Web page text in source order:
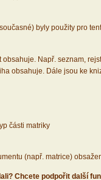
byly použity pro
Např. seznam,
obsahuje. Dále jsou ke
části matriky
(např. matrice)
Chcete podpořit další